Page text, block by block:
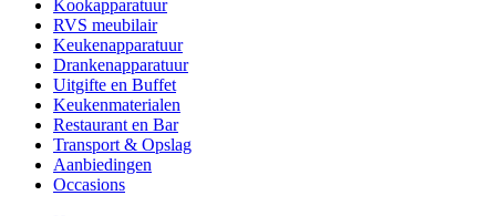
Kookapparatuur
RVS meubilair
Keukenapparatuur
Drankenapparatuur
Uitgifte en Buffet
Keukenmaterialen
Restaurant en Bar
Transport & Opslag
Aanbiedingen
Occasions